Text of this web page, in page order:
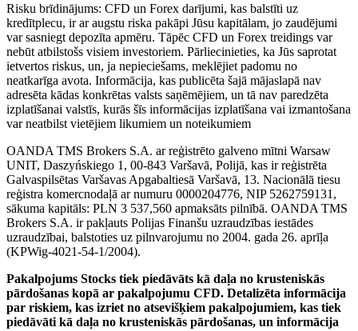
Risku brīdinājums: CFD un Forex darījumi, kas balstīti uz
kredītplecu, ir ar augstu riska pakāpi Jūsu kapitālam, jo zaudējumi
var sasniegt depozīta apmēru. Tāpēc CFD un Forex treidings var
nebūt atbilstošs visiem investoriem. Pārliecinieties, ka Jūs saprotat
ietvertos riskus, un, ja nepieciešams, meklējiet padomu no
neatkarīga avota. Informācija, kas publicēta šajā mājaslapā nav
adresēta kādas konkrētas valsts saņēmējiem, un tā nav paredzēta
izplatīšanai valstīs, kurās šīs informācijas izplatīšana vai izmantošana
var neatbilst vietējiem likumiem un noteikumiem
OANDA TMS Brokers S.A. ar reģistrēto galveno mītni Warsaw
UNIT, Daszyńskiego 1, 00-843 Varšavā, Polijā, kas ir reģistrēta
Galvaspilsētas Varšavas Apgabaltiesā Varšavā, 13. Nacionālā tiesu
reģistra komercnodaļā ar numuru 0000204776, NIP 5262759131,
sākuma kapitāls: PLN 3 537,560 apmaksāts pilnībā. OANDA TMS
Brokers S.A. ir pakļauts Polijas Finanšu uzraudzības iestādes
uzraudzībai, balstoties uz pilnvarojumu no 2004. gada 26. aprīļa
(KPWig-4021-54-1/2004).
Pakalpojums Stocks tiek piedāvāts kā daļa no krusteniskās
pārdošanas kopā ar pakalpojumu CFD. Detalizēta informācija
par riskiem, kas izriet no atsevišķiem pakalpojumiem, kas tiek
piedāvāti kā daļa no krusteniskās pārdošanas, un informācija